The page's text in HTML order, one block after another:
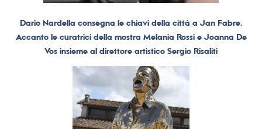
Dario Nardella consegna le chiavi della città a Jan Fabre.
Accanto le curatrici della mostra Melania Rossi e Joanna De
Vos insieme al direttore artistico Sergio Risaliti